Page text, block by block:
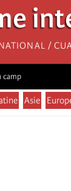
/
camp
Asie